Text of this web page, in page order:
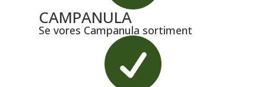
CAMPANULA
Se vores Campanula sortiment
